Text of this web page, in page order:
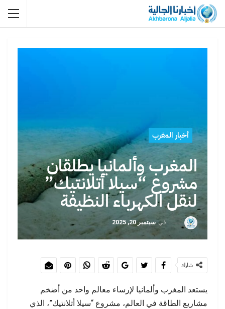
أخبار المغرب
المغرب وألمانيا يطلقان
مشروع “سيلا أتلانتيك”
لنقل الكهرباء النظيفة
فيسبتمبر 20, 2025
شارك
يستعد المغرب وألمانيا لإرساء معالم واحد من أضخم
مشاريع الطاقة في العالم، مشروع “سيلا أتلانتيك”، الذي